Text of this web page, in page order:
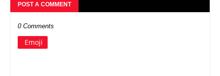
POST A COMMENT
0 Comments
Emoji